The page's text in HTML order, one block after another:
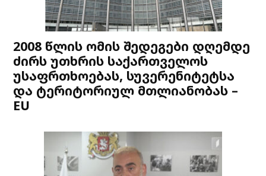
2008 წლის ომის შედეგები დღემდე
ძირს უთხრის საქართველოს
უსაფრთხოებას, სუვერენიტეტსა
და ტერიტორიულ მთლიანობას –
EU